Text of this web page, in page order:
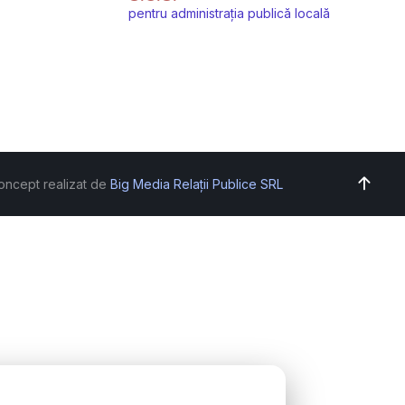
pentru administrația publică locală
realizat de Big Media Relații Publice SRL